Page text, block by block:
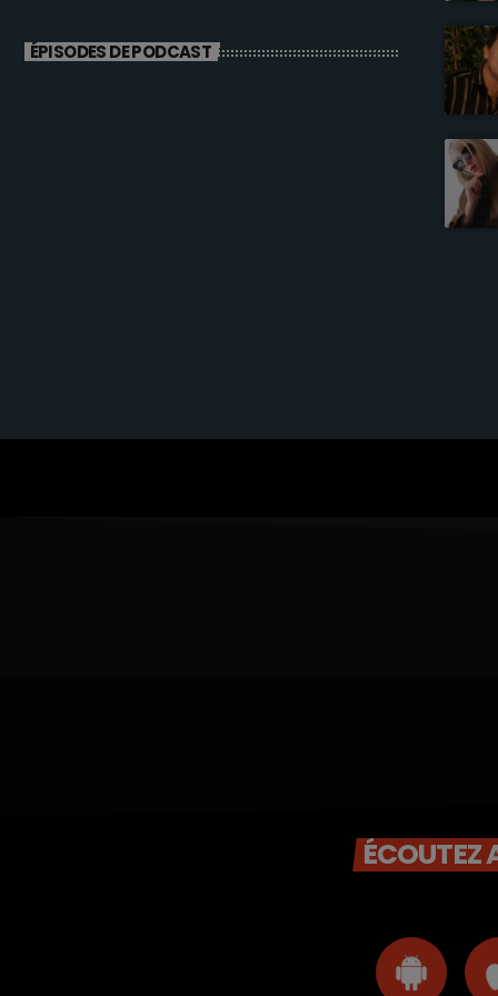
ÉPISODES DE PODCAST
ÉCOUTEZ